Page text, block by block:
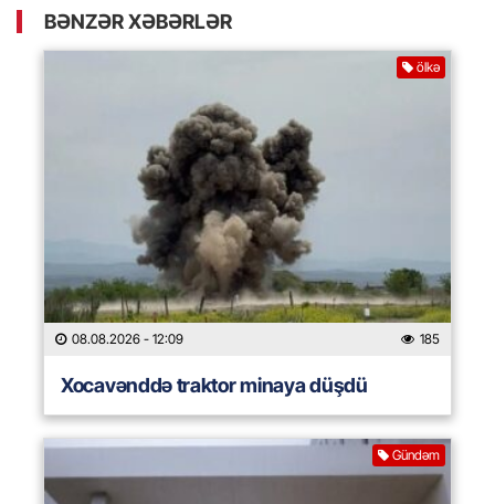
BƏNZƏR XƏBƏRLƏR
ölkə
08.08.2026 - 12:09 185
Xocavənddə traktor minaya düşdü
Gündəm